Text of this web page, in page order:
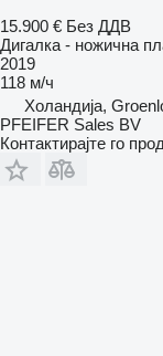
15.900 € Без ДДВ
Дигалка - ножична
2019
118 м/ч
Холандија,
PFEIFER Sales BV
Контактирајте го